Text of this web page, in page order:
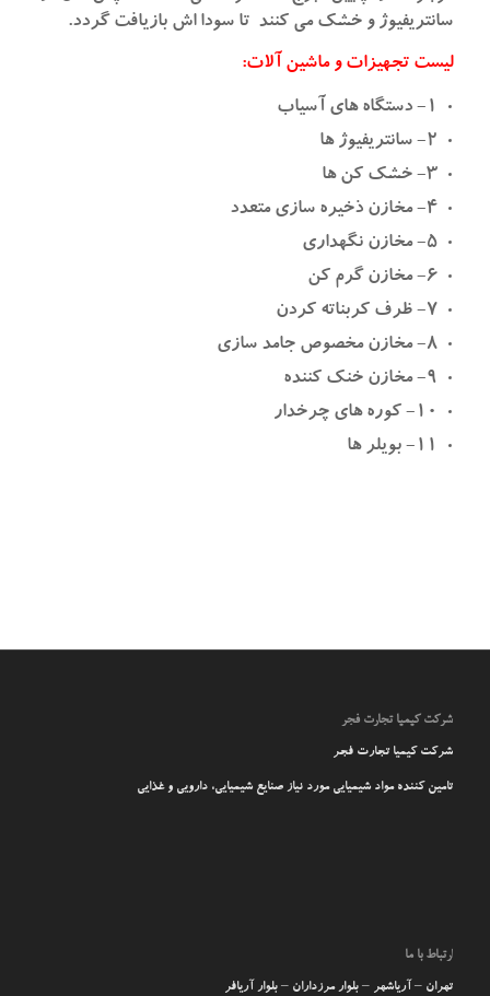
سانتریفیوژ و خشک می کنند تا سودا اش بازیافت گردد.
لیست تجهیزات و ماشین آلات:
۱- دستگاه های آسیاب
۲- سانتریفیوژ ها
۳- خشک کن ها
۴- مخازن ذخیره سازی متعدد
۵- مخازن نگهداری
۶- مخازن گرم کن
۷- ظرف کربناته کردن
۸- مخازن مخصوص جامد سازی
۹- مخازن خنک کننده
۱۰- کوره های چرخدار
۱۱- بویلر ها
شرکت کیمیا تجارت فجر
شرکت کیمیا تجارت فجر
تامین کننده مواد شیمیایی مورد نیاز صنایع شیمیایی، دارویی و غذایی
ارتباط با ما
تهران – آریاشهر – بلوار مرزداران – بلوار آریافر